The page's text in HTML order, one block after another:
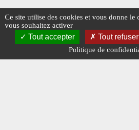
Ce site utilise des cookies et vous donne le
vous souhaitez activer
Tout accepter Tout refuser
Politique de